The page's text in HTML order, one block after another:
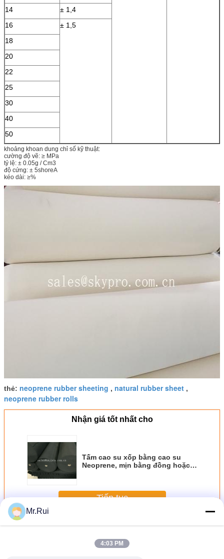
14
± 1,4
16
± 1,5
18
20
22
25
30
40
50
khoảng khoan dung chỉ số kỹ thuật:
cường độ vẽ: ≥ MPa
tỷ lệ: ± 0.05g / Cm3
độ cứng: ± 5shoreA
kéo dài: ≥%
thẻ: neoprene rubber sheeting , natural rubber sheet ,
neoprene rubber rolls
Nhận giá tốt nhất cho
Tấm cao su xốp bằng cao su
Neoprene, mịn bằng đồng hoặc
Tiếp tục
HơnTấm cao su Neoprene
Mr.Rui
4:03 PM